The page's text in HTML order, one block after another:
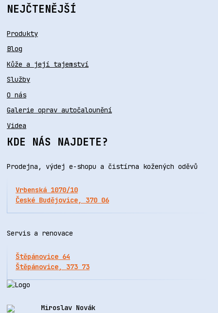
NEJČTENĚJŠÍ
Produkty
Blog
Kůže a její tajemství
Služby
O nás
Galerie oprav autočalounění
Videa
KDE NÁS NAJDETE?
Prodejna, výdej e-shopu a čistírna kožených oděvů
Vrbenská 1070/10
České Budějovice, 370 06
Servis a renovace
Štěpánovice 64
Štěpánovice, 373 73
Miroslav Novák